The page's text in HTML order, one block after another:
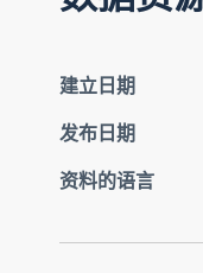
建立日期
发布日期
资料的语言